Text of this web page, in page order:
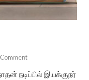
நடிப்பில் இயக்குநர்